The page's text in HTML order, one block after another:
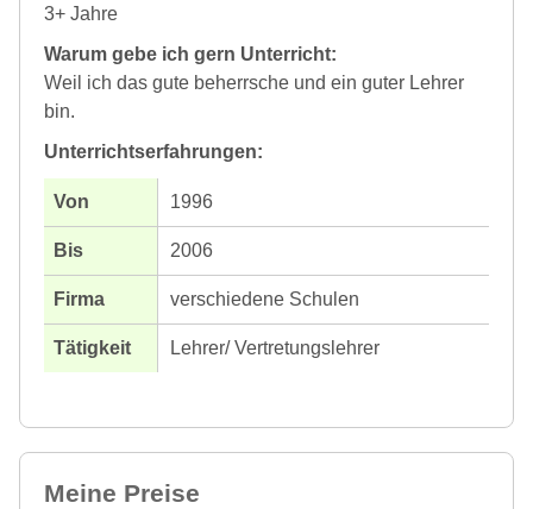
3+ Jahre
Warum gebe ich gern Unterricht:
Weil ich das gute beherrsche und ein guter Lehrer
bin.
Unterrichtserfahrungen:
1996
2006
verschiedene Schulen
Lehrer/ Vertretungslehrer
Meine Preise